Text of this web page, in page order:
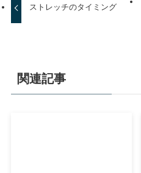
ストレッチのタイミング
関連記事